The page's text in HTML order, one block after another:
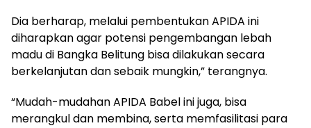
Dia berharap, melalui pembentukan APIDA ini
diharapkan agar potensi pengembangan lebah
madu di Bangka Belitung bisa dilakukan secara
berkelanjutan dan sebaik mungkin,” terangnya.
“Mudah-mudahan APIDA Babel ini juga, bisa
merangkul dan membina, serta memfasilitasi para